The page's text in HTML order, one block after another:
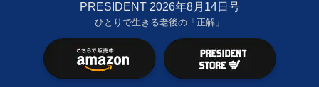
PRESIDENT 2026年8月14日号
ひとりで生きる老後の「正解」